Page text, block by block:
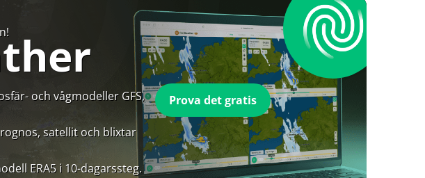
och vågmodeller GFS,
satellit och blixtar
ERA5 i 10-dagarssteg.
Prova det gratis